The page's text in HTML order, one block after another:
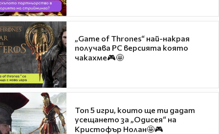
„Game of Thrones“ най-накрая
получава PC версията която
чакахме🎮🤩
Топ 5 игри, които ще ти дадат
усещането за „Одисея“ на
Кристофър Нолан🤩🎮